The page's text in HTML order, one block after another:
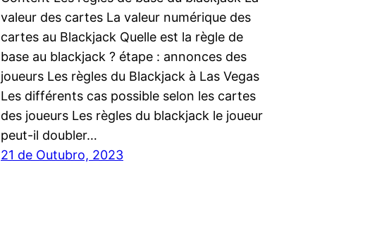
valeur des cartes La valeur numérique des
cartes au Blackjack Quelle est la règle de
base au blackjack ? étape : annonces des
joueurs Les règles du Blackjack à Las Vegas
Les différents cas possible selon les cartes
des joueurs Les règles du blackjack le joueur
peut-il doubler…
21 de Outubro, 2023